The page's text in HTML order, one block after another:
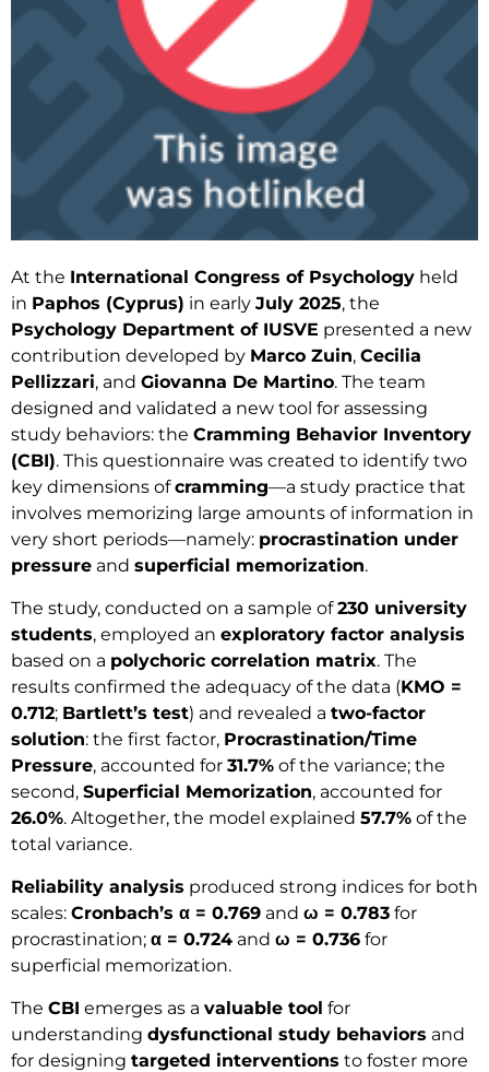
At the International Congress of Psychology held
in Paphos (Cyprus) in early July 2025, the
Psychology Department of IUSVE presented a new
contribution developed by Marco Zuin, Cecilia
Pellizzari, and Giovanna De Martino. The team
designed and validated a new tool for assessing
study behaviors: the Cramming Behavior Inventory
(CBI). This questionnaire was created to identify two
key dimensions ofcramming—a study practice that
involves memorizing large amounts of information in
very short periods—namely: procrastination under
pressure and superficial memorization.
The study, conducted on a sample of230 university
students, employed an exploratory factor analysis
based on a polychoric correlation matrix. The
results confirmed the adequacy of the data (KMO =
0.712; Bartlett’s test) and revealed a two-factor
solution: the first factor, Procrastination/Time
Pressure, accounted for 31.7% of the variance; the
second, Superficial Memorization, accounted for
26.0%. Altogether, the model explained 57.7% of the
total variance.
Reliability analysis produced strong indices for both
scales: Cronbach’s α = 0.769 and ω = 0.783 for
procrastination; α = 0.724 and ω = 0.736 for
superficial memorization.
The CBI emerges as a valuable tool for
understanding dysfunctional study behaviors and
for designing targeted interventions to foster more